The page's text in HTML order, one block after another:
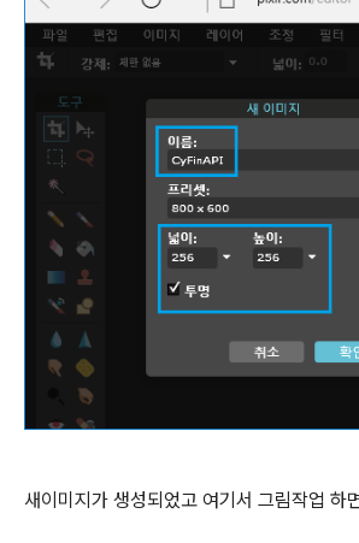
새이미지가 생성되었고 여기서 그림작업 하